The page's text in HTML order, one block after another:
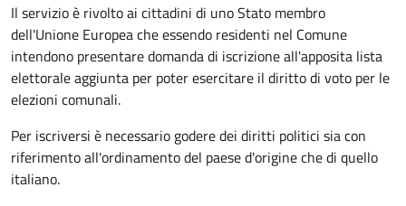
Il servizio è rivolto ai cittadini di uno Stato membro
dell'Unione Europea che essendo residenti nel Comune
intendono presentare domanda di iscrizione all'apposita lista
elettorale aggiunta per poter esercitare il diritto di voto per le
elezioni comunali.
Per iscriversi è necessario godere dei diritti politici sia con
riferimento all'ordinamento del paese d'origine che di quello
italiano.